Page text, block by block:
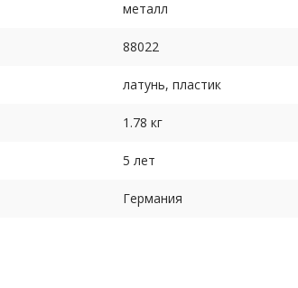
металл
88022
латунь, пластик
1.78 кг
5 лет
Германия